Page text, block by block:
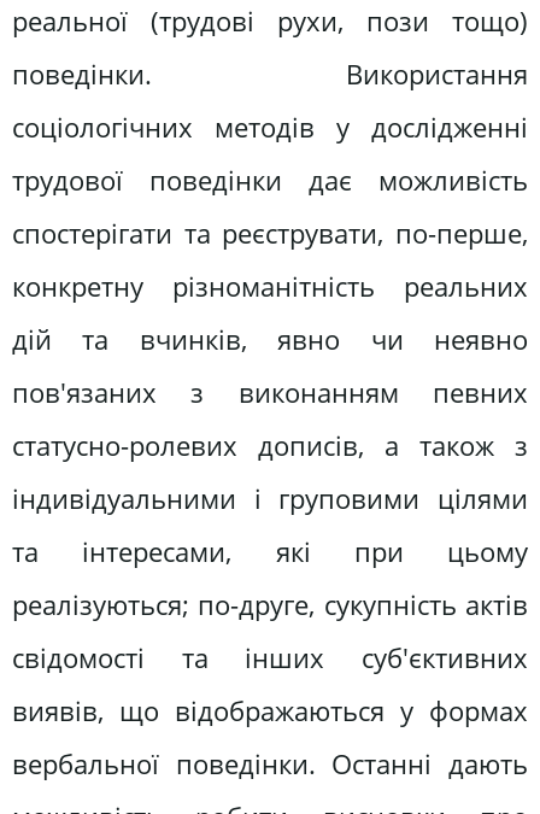
реальної (трудові рухи, пози тощо)
поведінки. Використання
соціологічних методів у дослідженні
трудової поведінки дає можливість
спостерігати та реєструвати, по-перше,
конкретну різноманітність реальних
дій та вчинків, явно чи неявно
пов'язаних з виконанням певних
статусно-ролевих дописів, а також з
індивідуальними і груповими цілями
та інтересами, які при цьому
реалізуються; по-друге, сукупність актів
свідомості та інших суб'єктивних
виявів, що відображаються у формах
вербальної поведінки. Останні дають